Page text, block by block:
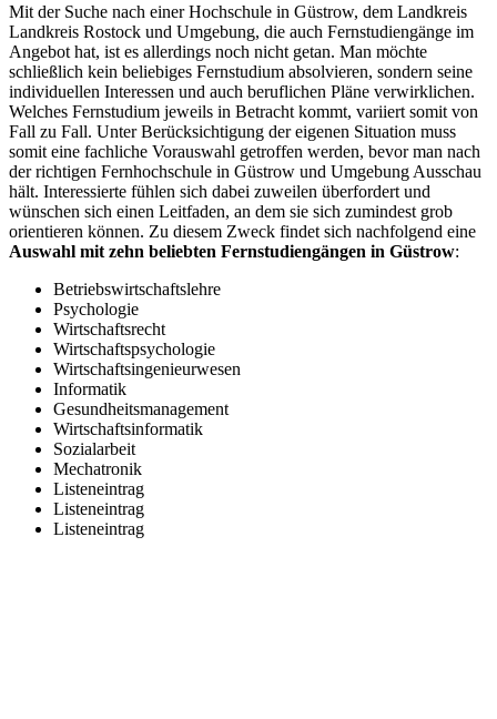
Mit der Suche nach einer Hochschule in Güstrow, dem Landkreis
Landkreis Rostock und Umgebung, die auch Fernstudiengänge im
Angebot hat, ist es allerdings noch nicht getan. Man möchte
schließlich kein beliebiges Fernstudium absolvieren, sondern seine
individuellen Interessen und auch beruflichen Pläne verwirklichen.
Welches Fernstudium jeweils in Betracht kommt, variiert somit von
Fall zu Fall. Unter Berücksichtigung der eigenen Situation muss
somit eine fachliche Vorauswahl getroffen werden, bevor man nach
der richtigen Fernhochschule in Güstrow und Umgebung Ausschau
hält. Interessierte fühlen sich dabei zuweilen überfordert und
wünschen sich einen Leitfaden, an dem sie sich zumindest grob
orientieren können. Zu diesem Zweck findet sich nachfolgend eine
Auswahl mit zehn beliebten Fernstudiengängen in Güstrow:
Betriebswirtschaftslehre
Psychologie
Wirtschaftsrecht
Wirtschaftspsychologie
Wirtschaftsingenieurwesen
Informatik
Gesundheitsmanagement
Wirtschaftsinformatik
Sozialarbeit
Mechatronik
Listeneintrag
Listeneintrag
Listeneintrag